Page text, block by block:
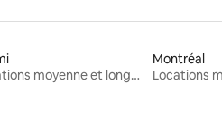
Locations moyenne et longue durée
Montréal